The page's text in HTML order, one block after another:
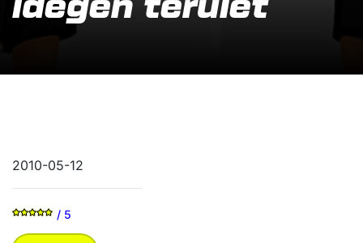
2010-05-12
/ 5